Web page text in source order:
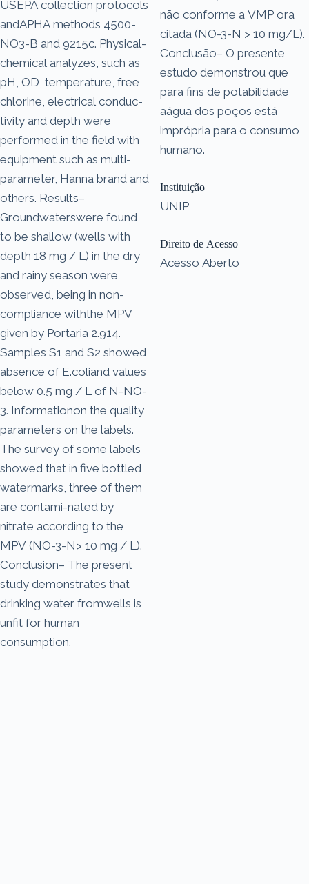
USEPA collection protocols
andAPHA methods 4500-
NO3-B and 9215c. Physical-
chemical analyzes, such as
pH, OD, temperature, free
chlorine, electrical conduc-
tivity and depth were
performed in the field with
equipment such as multi-
parameter, Hanna brand and
others. Results–
Groundwaterswere found
to be shallow (wells with
depth 18 mg / L) in the dry
and rainy season were
observed, being in non-
compliance withthe MPV
given by Portaria 2.914.
Samples S1 and S2 showed
absence of E.coliand values
below 0.5 mg / L of N-NO-
3. Informationon the quality
parameters on the labels.
The survey of some labels
showed that in five bottled
watermarks, three of them
are contami-nated by
nitrate according to the
MPV (NO-3-N> 10 mg / L).
Conclusion– The present
study demonstrates that
drinking water fromwells is
unfit for human
consumption.
não conforme a VMP ora
citada (NO-3-N > 10 mg/L).
Conclusão– O presente
estudo demonstrou que
para fins de potabilidade
aágua dos poços está
imprópria para o consumo
humano.
Instituição
UNIP
Direito de Acesso
Acesso Aberto